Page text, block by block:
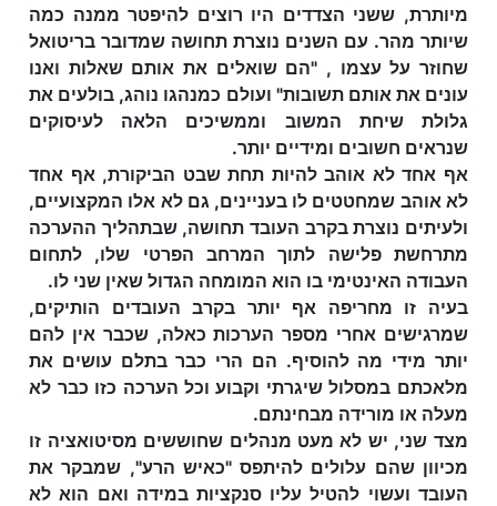
מיותרת, ששני הצדדים היו רוצים להיפטר ממנה כמה
שיותר מהר. עם השנים נוצרת תחושה שמדובר בריטואל
שחוזר על עצמו , "הם שואלים את אותם שאלות ואנו
עונים את אותם תשובות" ועולם כמנהגו נוהג, בולעים את
גלולת שיחת המשוב וממשיכים הלאה לעיסוקים
שנראים חשובים ומידיים יותר.
אף אחד לא אוהב להיות תחת שבט הביקורת, אף אחד
לא אוהב שמחטטים לו בעניינים, גם לא אלו המקצועיים,
ולעיתים נוצרת בקרב העובד תחושה, שבתהליך ההערכה
מתרחשת פלישה לתוך המרחב הפרטי שלו, לתחום
העבודה האינטימי בו הוא המומחה הגדול שאין שני לו.
בעיה זו מחריפה אף יותר בקרב העובדים הותיקים,
שמרגישים אחרי מספר הערכות כאלה, שכבר אין להם
יותר מידי מה להוסיף. הם הרי כבר בתלם עושים את
מלאכתם במסלול שיגרתי וקבוע וכל הערכה כזו כבר לא
מעלה או מורידה מבחינתם.
מצד שני, יש לא מעט מנהלים שחוששים מסיטואציה זו
מכיוון שהם עלולים להיתפס "כאיש הרע", שמבקר את
העובד ועשוי להטיל עליו סנקציות במידה ואם הוא לא